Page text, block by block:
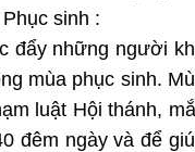
sinh :
đẩy những người
mùa phục sinh.
luật Hội thánh,
đêm ngày và để